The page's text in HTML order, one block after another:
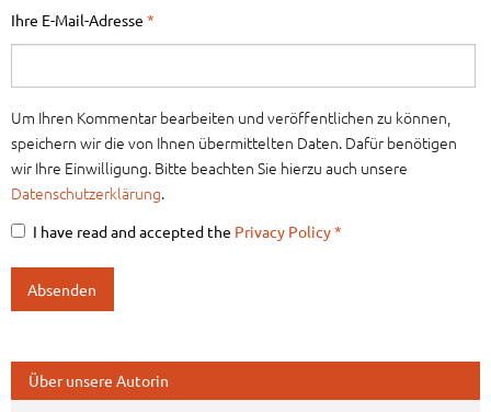
Ihre E-Mail-Adresse *
Um Ihren Kommentar bearbeiten und veröffentlichen zu können,
speichern wir die von Ihnen übermittelten Daten. Dafür benötigen
wir Ihre Einwilligung. Bitte beachten Sie hierzu auch unsere
Datenschutzerklärung.
I have read and accepted the Privacy Policy*
Über unsere Autorin